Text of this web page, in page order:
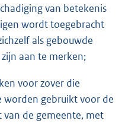
van betekenis
wordt toegebracht
als gebouwde
aan te merken;
voor zover die
worden gebruikt voor de
van de gemeente, met